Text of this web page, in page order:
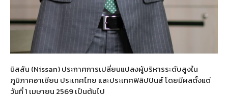
นิสสัน (Nissan)ประกาศการเปลี่ยนแปลงผู้บริหารระดับสูงใน
ภูมิภาคอาเซียน ประเทศไทย และประเทศฟิลิปปินส์ โดยมีผลตั้งแต่
วันที่1 เมษายน 2569เป็นต้นไป